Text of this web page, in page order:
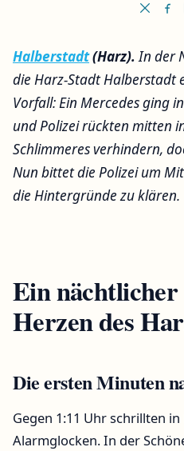
Halberstadt(Harz).In der
die Harz-Stadt Halberstadt
Vorfall: Ein Mercedes ging
und Polizei rückten mitten
Schlimmeres verhindern,
Nun bittet die Polizei um
die Hintergründe zu klären.
Ein
Herzen des
Die ersten Minuten
Gegen 1:11 Uhr schrillten
Alarmglocken. In der